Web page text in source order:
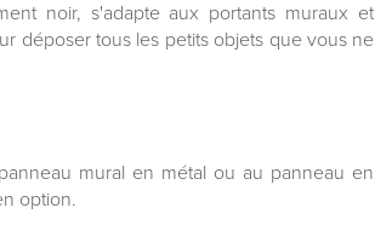
noir, s'adapte aux portants muraux et
déposer tous les petits objets que vous ne
mural en métal ou au panneau en
option.